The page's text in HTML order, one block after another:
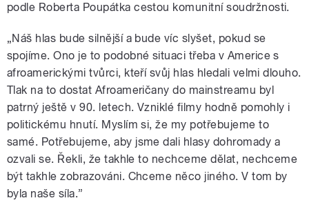
podle Roberta Poupátka cestou komunitní soudržnosti.
„Náš hlas bude silnější a bude víc slyšet, pokud se
spojíme. Ono je to podobné situaci třeba v Americe s
afroamerickými tvůrci, kteří svůj hlas hledali velmi dlouho.
Tlak na to dostat Afroameričany do mainstreamu byl
patrný ještě v 90. letech. Vzniklé filmy hodně pomohly i
politickému hnutí. Myslím si, že my potřebujeme to
samé. Potřebujeme, aby jsme dali hlasy dohromady a
ozvali se. Řekli, že takhle to nechceme dělat, nechceme
být takhle zobrazováni. Chceme něco jiného. V tom by
byla naše síla.”